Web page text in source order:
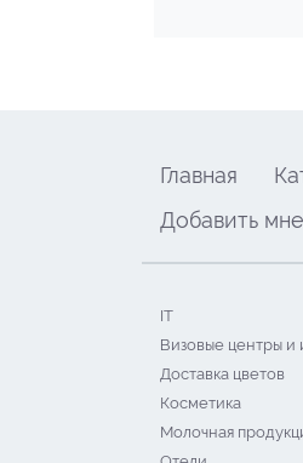
Главная
Добавить
IT
Визовые центры и
Доставка цветов
Косметика
Молочная